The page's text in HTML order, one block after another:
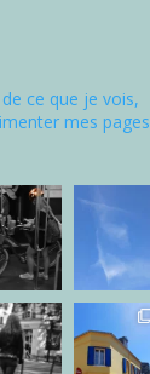
ce que je vois,
mes pages